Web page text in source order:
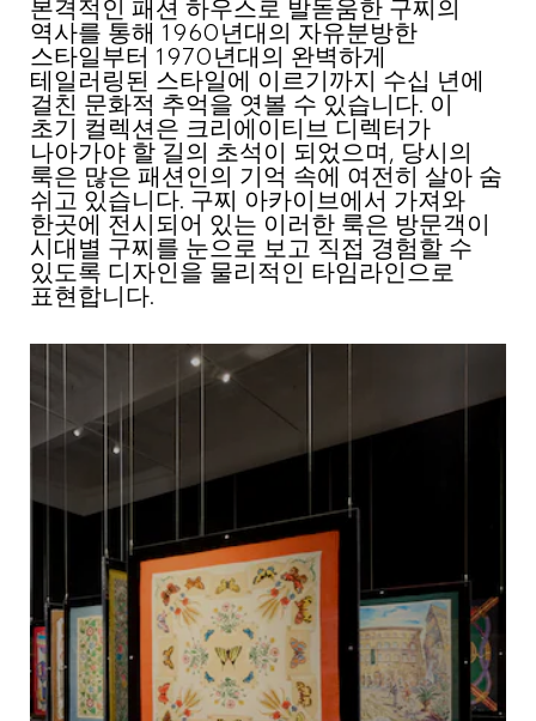
본격적인 패션 하우스로 발돋움한 구찌의
역사를 통해 1960년대의 자유분방한
스타일부터 1970년대의 완벽하게
테일러링된 스타일에 이르기까지 수십 년에
걸친 문화적 추억을 엿볼 수 있습니다. 이
초기 컬렉션은 크리에이티브 디렉터가
나아가야 할 길의 초석이 되었으며, 당시의
룩은 많은 패션인의 기억 속에 여전히 살아 숨
쉬고 있습니다. 구찌 아카이브에서 가져와
한곳에 전시되어 있는 이러한 룩은 방문객이
시대별 구찌를 눈으로 보고 직접 경험할 수
있도록 디자인을 물리적인 타임라인으로
표현합니다.